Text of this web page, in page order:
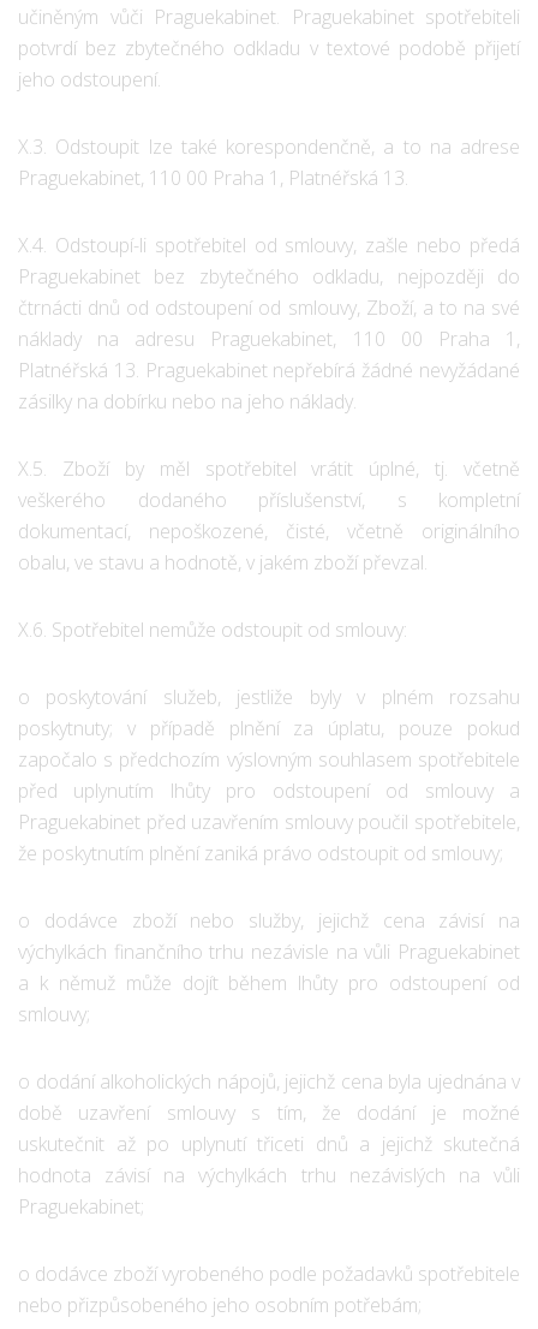
učiněným vůči Praguekabinet. Praguekabinet spotřebiteli
potvrdí bez zbytečného odkladu v textové podobě přijetí
jeho odstoupení.
X.3. Odstoupit lze také korespondenčně, a to na adrese
Praguekabinet, 110 00 Praha 1, Platnéřská 13.
X.4. Odstoupí-li spotřebitel od smlouvy, zašle nebo předá
Praguekabinet bez zbytečného odkladu, nejpozději do
čtrnácti dnů od odstoupení od smlouvy, Zboží, a to na své
náklady na adresu Praguekabinet, 110 00 Praha 1,
Platnéřská 13. Praguekabinet nepřebírá žádné nevyžádané
zásilky na dobírku nebo na jeho náklady.
X.5. Zboží by měl spotřebitel vrátit úplné, tj. včetně
veškerého dodaného příslušenství, s kompletní
dokumentací, nepoškozené, čisté, včetně originálního
obalu, ve stavu a hodnotě, v jakém zboží převzal.
X.6. Spotřebitel nemůže odstoupit od smlouvy:
o poskytování služeb, jestliže byly v plném rozsahu
poskytnuty; v případě plnění za úplatu, pouze pokud
započalo s předchozím výslovným souhlasem spotřebitele
před uplynutím lhůty pro odstoupení od smlouvy a
Praguekabinet před uzavřením smlouvy poučil spotřebitele,
že poskytnutím plnění zaniká právo odstoupit od smlouvy;
o dodávce zboží nebo služby, jejichž cena závisí na
výchylkách finančního trhu nezávisle na vůli Praguekabinet
a k němuž může dojít během lhůty pro odstoupení od
smlouvy;
o dodání alkoholických nápojů, jejichž cena byla ujednána v
době uzavření smlouvy s tím, že dodání je možné
uskutečnit až po uplynutí třiceti dnů a jejichž skutečná
hodnota závisí na výchylkách trhu nezávislých na vůli
Praguekabinet;
o dodávce zboží vyrobeného podle požadavků spotřebitele
nebo přizpůsobeného jeho osobním potřebám;